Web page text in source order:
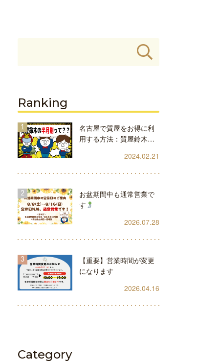
Ranking
名古屋で質屋をお得に利
用する方法：質屋鈴木…
2024.02.21
お盆期間中も通常営業で
す
2026.07.28
【重要】営業時間が変更
になります
2026.04.16
Category